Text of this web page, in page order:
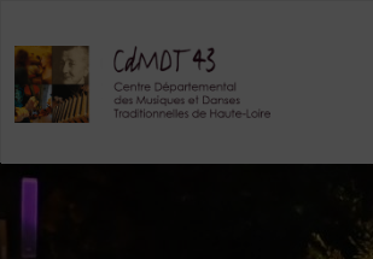
content